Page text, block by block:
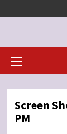
to
Menu
Screen
PM